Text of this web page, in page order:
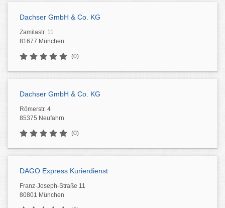
Dachser GmbH & Co. KG
Zamilastr. 11
81677 München
(0)
Dachser GmbH & Co. KG
Römerstr. 4
85375 Neufahrn
(0)
DAGO Express Kurierdienst
Franz-Joseph-Straße 11
80801 München